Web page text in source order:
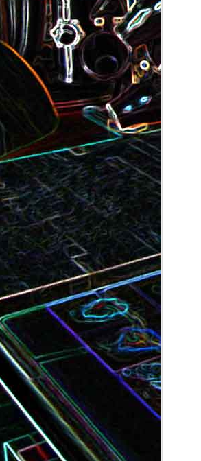
Cake à la rhubarbe
Tatin de tomates cerises à la
tapenade
2
Brownie au chocolat recouvert
de marshmallows fondus